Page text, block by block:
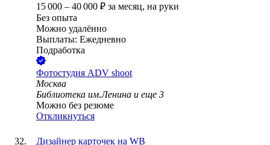
15 000 – 40 000 ₽ за месяц, на руки
Без опыта
Можно удалённо
Выплаты: Ежедневно
Подработка
Фотостудия ADV shoot
Москва
Библиотека им.Ленина и еще 3
Можно без резюме
Откликнуться
Дизайнер карточек на WB